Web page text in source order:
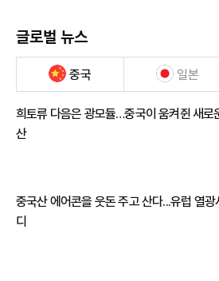
글로벌 뉴스
중국 일본
희토류 다음은 광모듈…중국이 움켜쥔 새로
산
중국산 에어콘을 웃돈 주고 산다...유럽 열광
디